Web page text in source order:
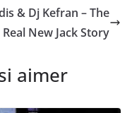
& Dj Kefran – The
Real New Jack Story
aimer